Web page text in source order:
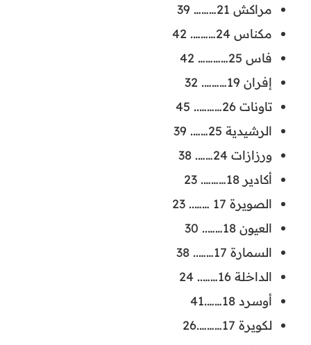
مراكش 21……… 39
مكناس 24………. 42
فاس 25………… 42
إفران 19………. 32
تاونات 26……….. 45
الرشيدية 25……. 39
ورزازات 24……. 38
أكادير 18………. 23
الصويرة 17 …….. 23
العيون 18…….. 30
السمارة 17…….. 38
الداخلة 16…….. 24
أوسرد 18…….41
لكويرة 17……….26